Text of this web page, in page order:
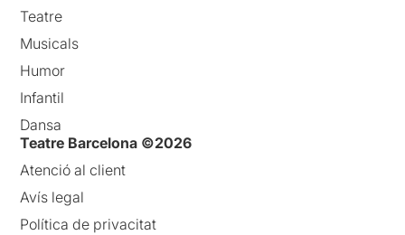
Teatre
Musicals
Humor
Infantil
Dansa
Teatre Barcelona ©2026
Atenció al client
Avís legal
Política de privacitat